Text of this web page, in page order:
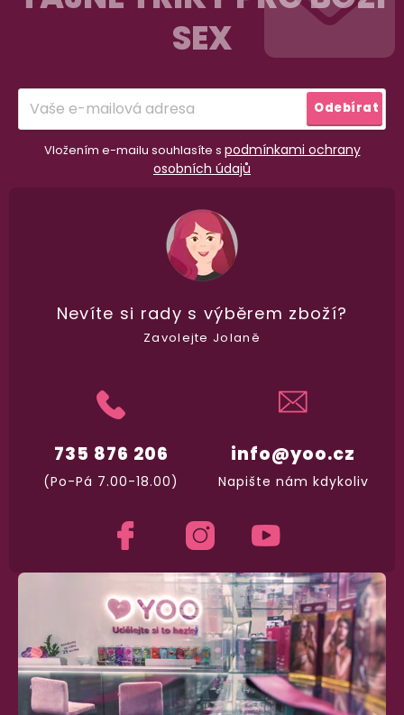
recenzí ověřených zakazníků
100% diskrétní balení
vypadá balíček.
Dodání do 2. dne
Na rychlosti záleží! Vše důležité máme
Máte30 dní na bezplatné vrácení zboží
SEX
Vložením e-mailu souhlasíte s podmínkami ochrany
osobních údajů
Odebírat
info@yoo.cz
Napište nám kdykoliv
735 876 206
(Po-Pá 7.00-18.00)
Nevíte si rady s výběrem zboží?
Zavolejte Jolaně